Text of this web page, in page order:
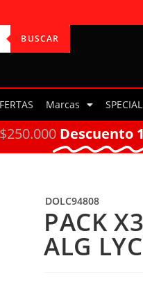
BUSCAR
Marcas
Descuento
DOLC94808
PACK
ALG